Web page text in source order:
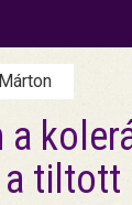
a
tiltott